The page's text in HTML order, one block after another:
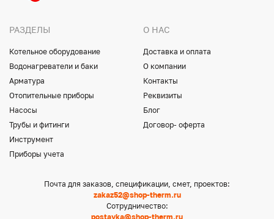
РАЗДЕЛЫ
Котельное оборудование
Водонагреватели и баки
Арматура
Отопительные приборы
Насосы
Трубы и фитинги
Инструмент
Приборы учета
О НАС
Доставка и оплата
О компании
Контакты
Реквизиты
Блог
Договор- оферта
Почта для заказов, спецификации, смет, проектов:
zakaz52@shop-therm.ru
Сотрудничество:
postavka@shop-therm.ru